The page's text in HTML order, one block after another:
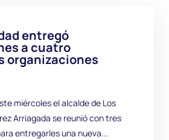
entregó
a cuatro
organizaciones
miércoles el alcalde de Los
Arriagada se reunió con tres
entregarles una nueva...